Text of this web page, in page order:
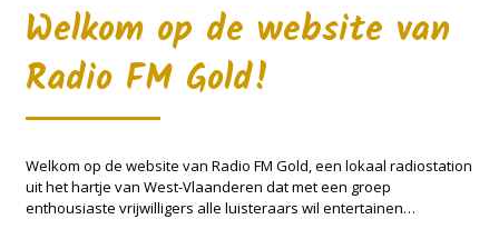
Welkom op de website van
Radio FM Gold!
Welkom op de website van Radio FM Gold, een lokaal radiostation
uit het hartje van West-Vlaanderen dat met een groep
enthousiaste vrijwilligers alle luisteraars wil entertainen…